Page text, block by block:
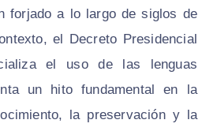
forjado a lo largo de siglos de
el Decreto Presidencial
el uso de las lenguas
un hito fundamental en la
la preservación y la